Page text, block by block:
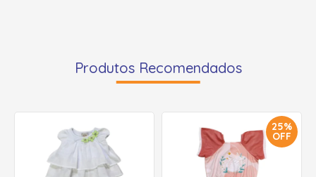
Produtos Recomendados
25%
OFF